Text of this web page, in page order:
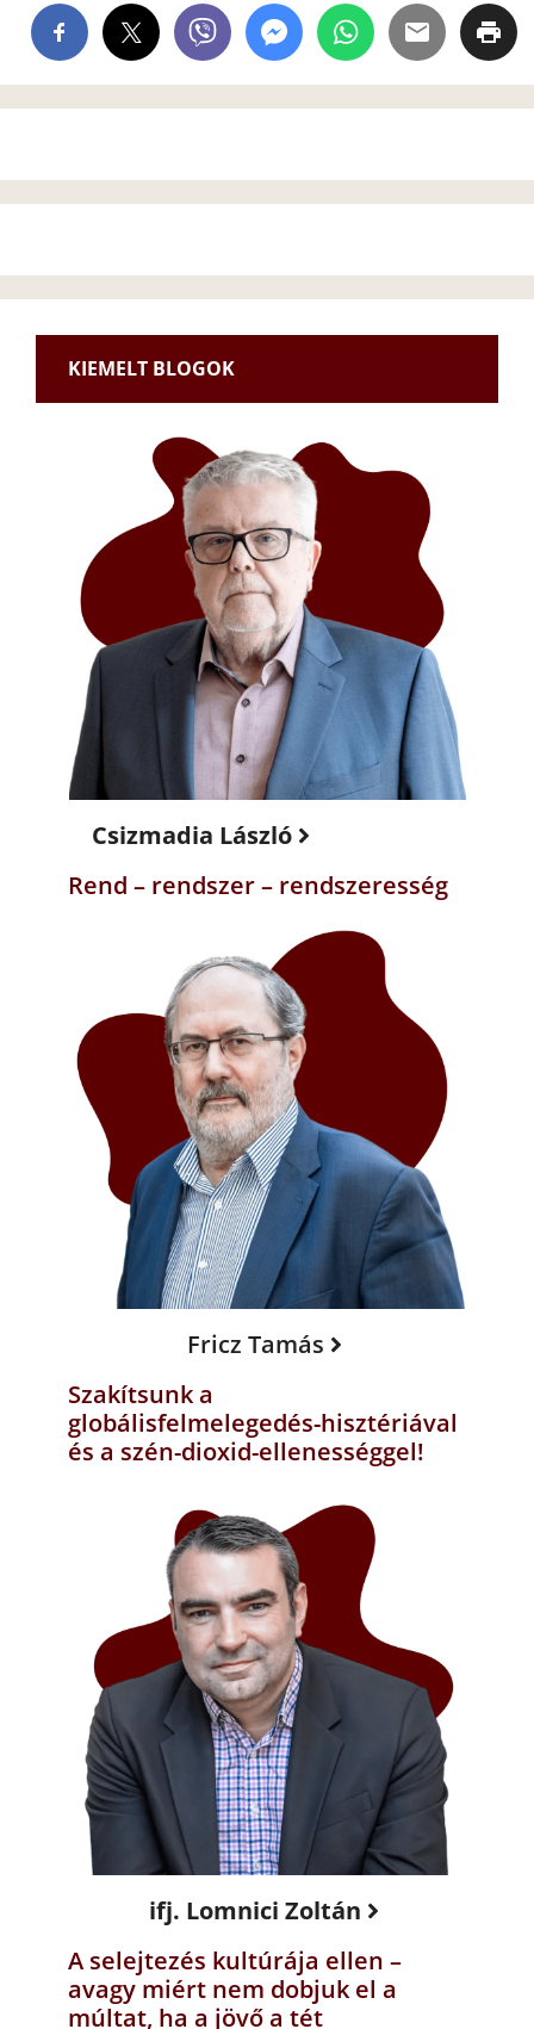
KIEMELT BLOGOK
Csizmadia László
Rend – rendszer – rendszeresség
Fricz Tamás
Szakítsunk a
globálisfelmelegedés-hisztériával
és a szén-dioxid-ellenességgel!
ifj. Lomnici Zoltán
A selejtezés kultúrája ellen –
avagy miért nem dobjuk el a
múltat, ha a jövő a tét